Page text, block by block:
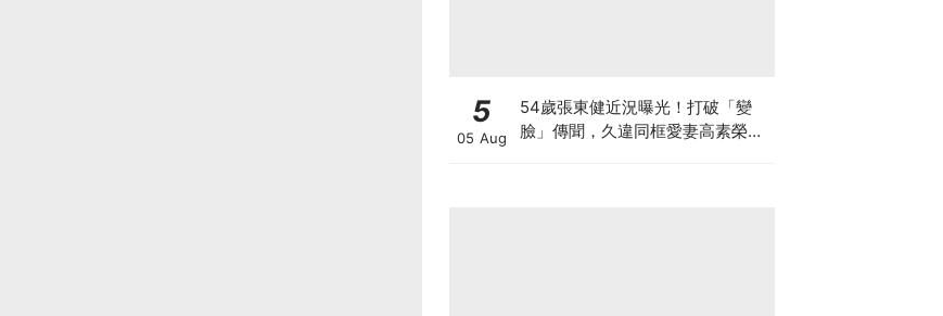
5
05 Aug
54歲張東健近況曝光！打破「變
臉」傳聞，久違同框愛妻高素榮甜